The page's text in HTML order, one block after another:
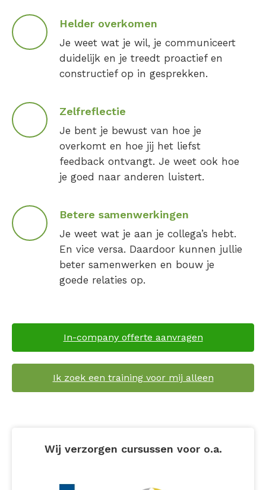
Helder overkomen
Je weet wat je wil, je communiceert
duidelijk en je treedt proactief en
constructief op in gesprekken.
Zelfreflectie
Je bent je bewust van hoe je
overkomt en hoe jij het liefst
feedback ontvangt. Je weet ook hoe
je goed naar anderen luistert.
Betere samenwerkingen
Je weet wat je aan je collega’s hebt.
En vice versa. Daardoor kunnen jullie
beter samenwerken en bouw je
goede relaties op.
In-company offerte aanvragen
Ik zoek een training voor mij alleen
Wij verzorgen cursussen voor o.a.